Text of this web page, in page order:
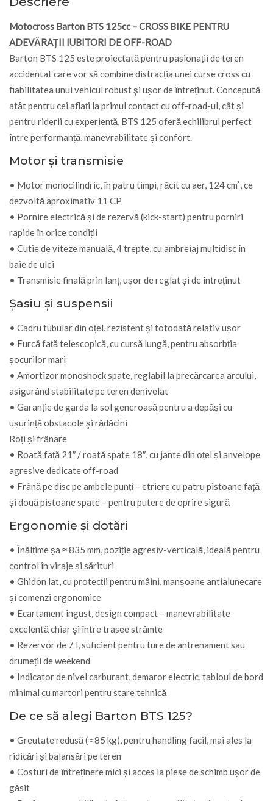
Motocross Barton BTS 125cc – CROSS BIKE PENTRU
ADEVĂRAȚII IUBITORI DE OFF-ROAD
Barton BTS 125 este proiectată pentru pasionații de teren
accidentat care vor să combine distracția unei curse cross cu
fiabilitatea unui vehicul robust şi ușor de întreținut. Concepută
atât pentru cei aflați la primul contact cu off-road-ul, cât și
pentru riderii cu experiență, BTS 125 oferă echilibrul perfect
între performanță, manevrabilitate şi confort.
Motor și transmisie
• Motor monocilindric, în patru timpi, răcit cu aer, 124 cm³, ce
dezvoltă aproximativ 11 CP
• Pornire electrică și de rezervă (kick-start) pentru porniri
rapide în orice condiții
• Cutie de viteze manuală, 4 trepte, cu ambreiaj multidisc în
baie de ulei
• Transmisie finală prin lanț, ușor de reglat și de întreținut
Şasiu și suspensii
• Cadru tubular din oțel, rezistent și totodată relativ ușor
• Furcă față telescopică, cu cursă lungă, pentru absorbția
șocurilor mari
• Amortizor monoshock spate, reglabil la precărcarea arcului,
asigurând stabilitate pe teren denivelat
• Garanție de garda la sol generoasă pentru a depăși cu
ușurință obstacole şi rădăcini
Roți și frânare
• Roată față 21″ / roată spate 18″, cu jante din oțel și anvelope
agresive dedicate off-road
• Frână pe disc pe ambele punți – etriere cu patru pistoane față
și două pistoane spate – pentru putere de oprire sigură
Ergonomie și dotări
• Înălțime șa ≈ 835 mm, poziție agresiv-verticală, ideală pentru
control în viraje și sărituri
• Ghidon lat, cu protecții pentru mâini, manșoane antialunecare
și comenzi ergonomice
• Ecartament îngust, design compact – manevrabilitate
excelentă chiar şi între trasee strâmte
• Rezervor de 7 l, suficient pentru ture de antrenament sau
drumeții de weekend
• Indicator de nivel carburant, demaror electric, tabloul de bord
minimal cu martori pentru stare tehnică
De ce să alegi Barton BTS 125?
• Greutate redusă (≈ 85 kg), pentru handling facil, mai ales la
ridicări și balansări pe teren
• Costuri de întreținere mici și acces la piese de schimb ușor de
găsit